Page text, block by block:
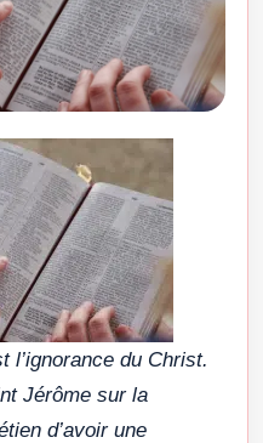
l’ignorance du Christ.
Jérôme sur la
d’avoir une